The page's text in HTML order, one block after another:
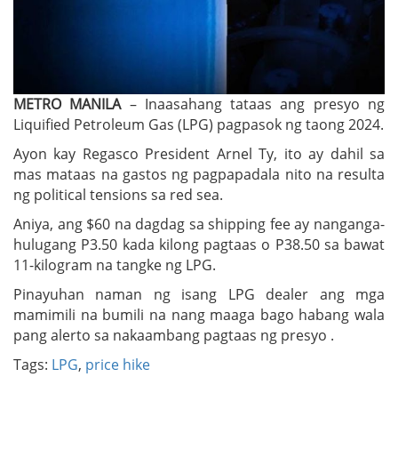
METRO MANILA– Inaasahang tataas ang presyo ng
Liquified Petroleum Gas (LPG) pagpasok ng taong 2024.
Ayon kay Regasco President Arnel Ty, ito ay dahil sa
mas mataas na gastos ng pagpapadala nito na resulta
ng political tensions sa red sea.
Aniya, ang $60 na dagdag sa shipping fee ay nanganga-
hulugang P3.50 kada kilong pagtaas o P38.50 sa bawat
11-kilogram na tangke ng LPG.
Pinayuhan naman ng isang LPG dealer ang mga
mamimili na bumili na nang maaga bago habang wala
pang alerto sa nakaambang pagtaas ng presyo .
Tags: LPG, price hike